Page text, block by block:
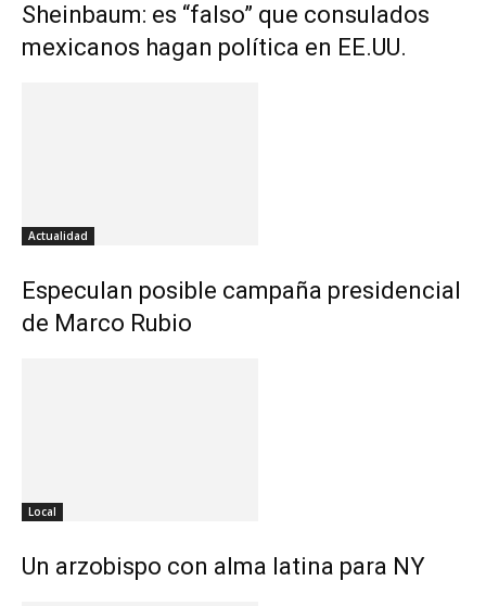
Sheinbaum: es “falso” que consulados
mexicanos hagan política en EE.UU.
Actualidad
Especulan posible campaña presidencial
de Marco Rubio
Local
Un arzobispo con alma latina para NY